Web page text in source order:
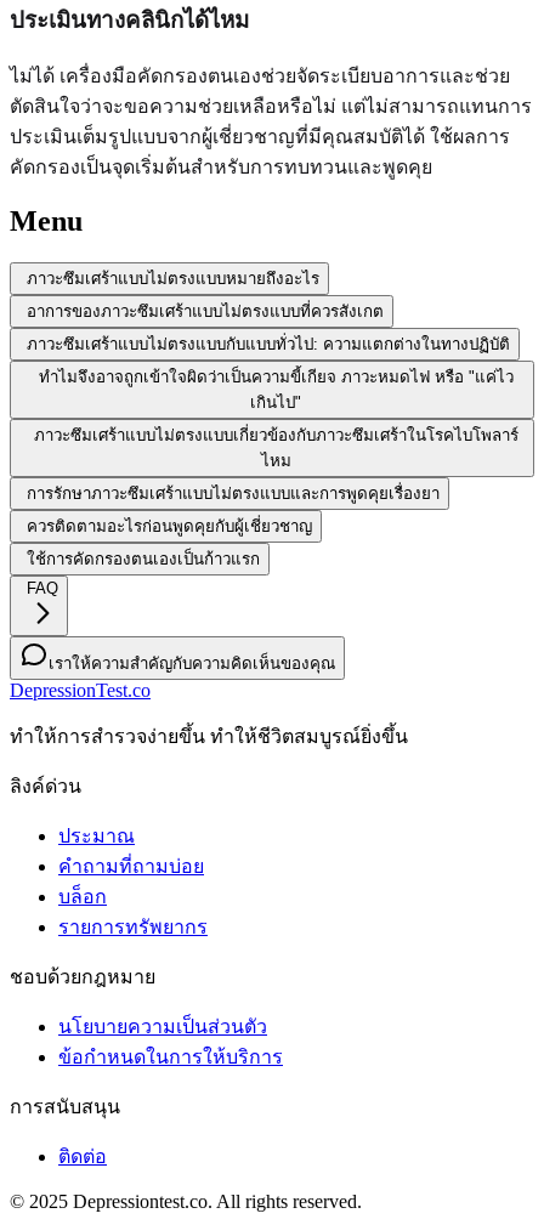
ประเมินทางคลินิกได้ไหม
ไม่ได้ เครื่องมือคัดกรองตนเองช่วยจัดระเบียบอาการและช่วย
ตัดสินใจว่าจะขอความช่วยเหลือหรือไม่ แต่ไม่สามารถแทนการ
ประเมินเต็มรูปแบบจากผู้เชี่ยวชาญที่มีคุณสมบัติได้ ใช้ผลการ
คัดกรองเป็นจุดเริ่มต้นสำหรับการทบทวนและพูดคุย
Menu
ภาวะซึมเศร้าแบบไม่ตรงแบบหมายถึงอะไร
อาการของภาวะซึมเศร้าแบบไม่ตรงแบบที่ควรสังเกต
ภาวะซึมเศร้าแบบไม่ตรงแบบกับแบบทั่วไป: ความแตกต่างในทางปฏิบัติ
ทำไมจึงอาจถูกเข้าใจผิดว่าเป็นความขี้เกียจ ภาวะหมดไฟ หรือ "แค่ไว
เกินไป"
ภาวะซึมเศร้าแบบไม่ตรงแบบเกี่ยวข้องกับภาวะซึมเศร้าในโรคไบโพลาร์
ไหม
การรักษาภาวะซึมเศร้าแบบไม่ตรงแบบและการพูดคุยเรื่องยา
ควรติดตามอะไรก่อนพูดคุยกับผู้เชี่ยวชาญ
ใช้การคัดกรองตนเองเป็นก้าวแรก
FAQ
เราให้ความสำคัญกับความคิดเห็นของคุณ
DepressionTest.co
ทําให้การสํารวจง่ายขึ้น ทําให้ชีวิตสมบูรณ์ยิ่งขึ้น
ลิงค์ด่วน
ประมาณ
คำถามที่ถามบ่อย
บล็อก
รายการทรัพยากร
ชอบด้วยกฎหมาย
นโยบายความเป็นส่วนตัว
ข้อกําหนดในการให้บริการ
การสนับสนุน
ติดต่อ
© 2025 Depressiontest.co. All rights reserved.